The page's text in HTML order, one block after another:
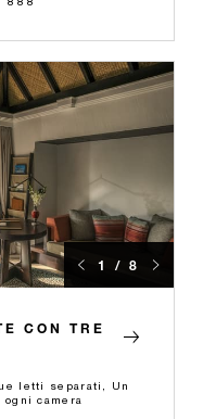
1 / 8
CON TRE
letti separati, Un
camera